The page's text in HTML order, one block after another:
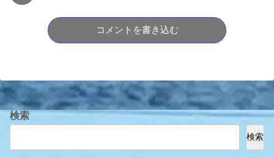
コメントを書き込む
検索
検索